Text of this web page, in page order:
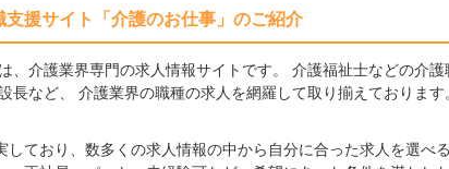
支援サイト「介護のお仕事」のご紹介
は、介護業界専門の求人情報サイトです。 介護福祉士などの介
長など、 介護業界の職種の求人を網羅して取り揃えておりま
ており、数多くの求人情報の中から自分に合った求人を選べる